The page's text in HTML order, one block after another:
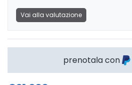
Vai alla valutazione
prenotala con